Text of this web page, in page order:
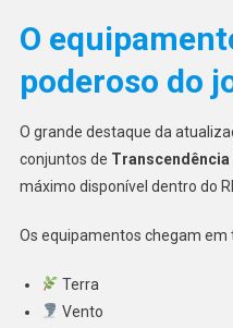
O
poderoso do
O grande destaque da
conjuntos de Transcendência
máximo disponível dentro do
Os equipamentos chegam
Terra
Vento